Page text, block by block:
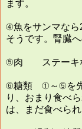
ます。
④魚をサンマなら
そうです。腎臓
⑤肉 ステーキな
⑥糖類 ①～⑤を先
り、おまり食べ
は、まだ食べられ